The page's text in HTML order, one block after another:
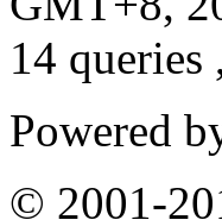
14 queries
Powered
© 2001-